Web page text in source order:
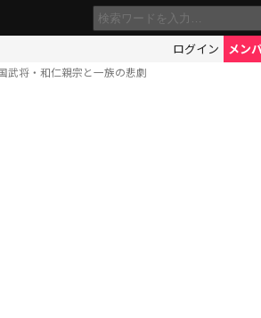
ログイン メン
武将・和仁親宗と一族の悲劇